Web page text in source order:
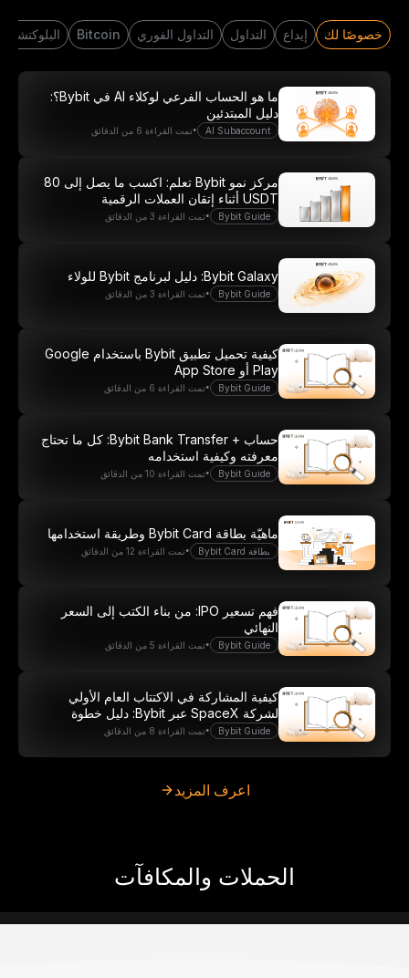
خصوصًا لك إيداع التداول التداول الفوري Bitcoin البلوكتشين
AI Subaccount
•تمت القراءة 6 من الدقائق
ما هو الحساب الفرعي لوكلاء AI في Bybit؟:
دليل المبتدئين
Bybit Guide
•تمت القراءة 3 من الدقائق
مركز نمو Bybit تعلم: اكسب ما يصل إلى 80
USDT أثناء إتقان العملات الرقمية
Bybit Guide
•تمت القراءة 3 من الدقائق
Bybit Galaxy: دليل لبرنامج Bybit للولاء
Bybit Guide
•تمت القراءة 6 من الدقائق
كيفية تحميل تطبيق Bybit باستخدام Google
Play أو App Store
Bybit Guide
•تمت القراءة 10 من الدقائق
حساب + Bybit Bank Transfer: كل ما تحتاج
معرفته وكيفية استخدامه
بطاقة Bybit Card •تمت القراءة 12 من الدقائق
ماهيّة بطاقة Bybit Card وطريقة استخدامها
Bybit Guide
•تمت القراءة 5 من الدقائق
فهم تسعير IPO: من بناء الكتب إلى السعر
النهائي
Bybit Guide
•تمت القراءة 8 من الدقائق
كيفية المشاركة في الاكتتاب العام الأولي
لشركة SpaceX عبر Bybit: دليل خطوة
بخطوة
اعرف المزيد
الحملات والمكافآت
انطلِق برحلتك في عالم التداوُل
مع 20 USDT
أنشِئ حسابًا وابدَأ بالإيداع لتكسَب 20 دولار الآن
انضَم الآن